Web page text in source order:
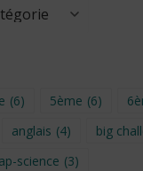
(6) 5ème (6)
anglais (4) big
science (3)